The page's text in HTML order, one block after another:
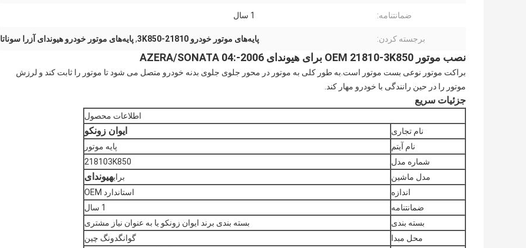
ضمانتنامه: 1 سال
برجسته کردن: پایه‌های موتور خودرو 21810-3K850 ,پایه‌های موتور خودرو هیوندای آزرا سوناتا
نصب موتور OEM 21810-3K850 برای هیوندای AZERA/SONATA 04:-2006
براکت موتور نوعی بست موتور است.به طور کلی به موتور در محور جلوی جلوی بدنه خودرو متصل می شود تا موتور را ثابت کند و لرزش
موتور را در حین رانندگی با خودرو مهار کند.
جزئیات سریع
اطلاعات محصول
نام تجاری
ایوان زونکو
نام آیتم
پایه موتور
شماره مدل
218103K850
مدل ماشین
برایهیوندای
اندازه
استاندارد OEM
ضمانتنامه
1 سال
بسته بندی
بسته بندی برند ایوان زونکو یا به عنوان نیاز مشتری
محل مبدا
گوانگدونگ چین